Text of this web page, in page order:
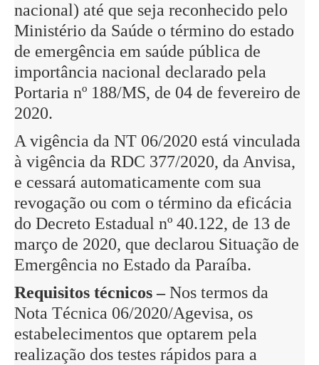
nacional) até que seja reconhecido pelo
Ministério da Saúde o término do estado
de emergência em saúde pública de
importância nacional declarado pela
Portaria nº 188/MS, de 04 de fevereiro de
2020.
A vigência da NT 06/2020 está vinculada
à vigência da RDC 377/2020, da Anvisa,
e cessará automaticamente com sua
revogação ou com o término da eficácia
do Decreto Estadual nº 40.122, de 13 de
março de 2020, que declarou Situação de
Emergência no Estado da Paraíba.
Requisitos técnicos –Nos termos da
Nota Técnica 06/2020/Agevisa, os
estabelecimentos que optarem pela
realização dos testes rápidos para a